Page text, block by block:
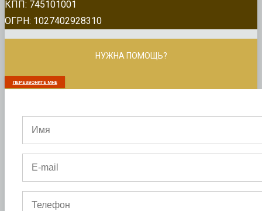
КПП: 745101001
ОГРН: 1027402928310
НУЖНА ПОМОЩЬ?
ПЕРЕЗВОНИТЕ МНЕ